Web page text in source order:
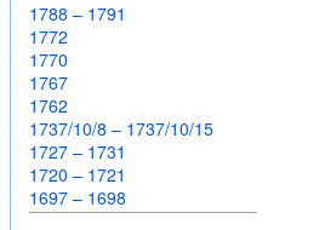
1788 – 1791
1772
1770
1767
1762
1737/10/8 – 1737/10/15
1727 – 1731
1720 – 1721
1697 – 1698